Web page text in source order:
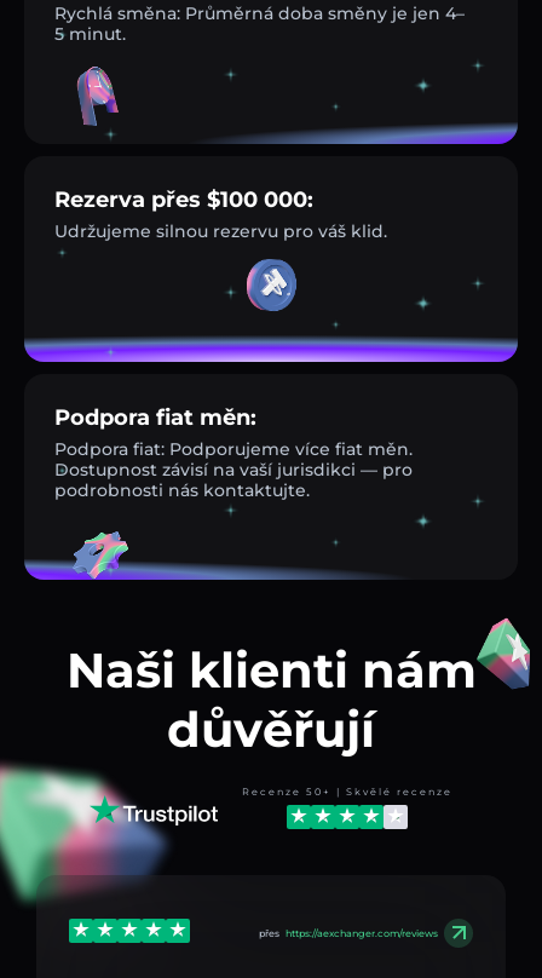
Rychlá směna: Průměrná doba směny je jen 4–
5 minut.
Rezerva přes $100 000:
Udržujeme silnou rezervu pro váš klid.
Podpora fiat měn:
Podpora fiat: Podporujeme více fiat měn.
Dostupnost závisí na vaší jurisdikci — pro
podrobnosti nás kontaktujte.
Naši klienti nám
důvěřují
Recenze 50+ | Skvělé recenze
přes https://aexchanger.com/reviews